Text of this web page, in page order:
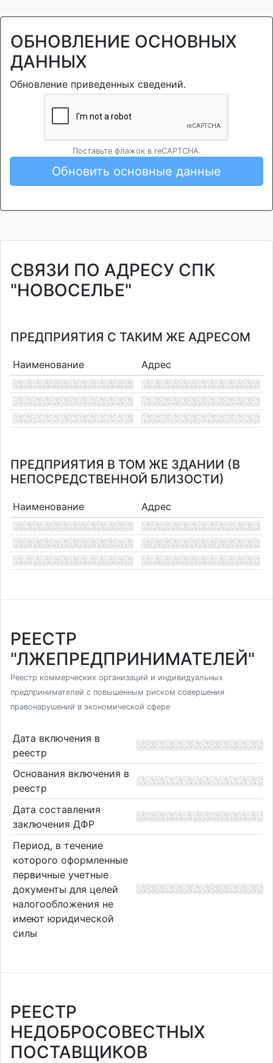
ОБНОВЛЕНИЕ ОСНОВНЫХ
ДАННЫХ
Обновление приведенных сведений.
Поставьте флажок в reCAPTCHA.
Обновить основные данные
СВЯЗИ ПО АДРЕСУ СПК
"НОВОСЕЛЬЕ"
ПРЕДПРИЯТИЯ С ТАКИМ ЖЕ АДРЕСОМ
Наименование Адрес
ПРЕДПРИЯТИЯ В ТОМ ЖЕ ЗДАНИИ (В
НЕПОСРЕДСТВЕННОЙ БЛИЗОСТИ)
Наименование Адрес
РЕЕСТР
"ЛЖЕПРЕДПРИНИМАТЕЛЕЙ"
Реестр коммерческих организаций и индивидуальных
предпринимателей с повышенным риском совершения
правонарушений в экономической сфере
Дата включения в
реестр
Основания включения в
реестр
Дата составления
заключения ДФР
Период, в течение
которого оформленные
первичные учетные
документы для целей
налогообложения не
имеют юридической
силы
РЕЕСТР
НЕДОБРОСОВЕСТНЫХ
ПОСТАВЩИКОВ